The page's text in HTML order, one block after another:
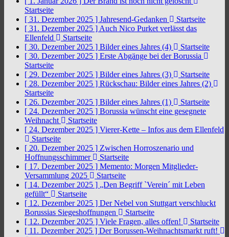
Startseite
[ 31. Dezember 2025 ] Jahresend-Gedanken
Startseite
[ 31. Dezember 2025 ] Auch Nico Purket verlässt das
Ellenfeld
Startseite
[ 30. Dezember 2025 ] Bilder eines Jahres (4)
Startseite
[ 30. Dezember 2025 ] Erste Abgänge bei der Borussia
Startseite
[ 29. Dezember 2025 ] Bilder eines Jahres (3)
Startseite
[ 28. Dezember 2025 ] Rückschau: Bilder eines Jahres (2)
Startseite
[ 26. Dezember 2025 ] Bilder eines Jahres (1)
Startseite
[ 24. Dezember 2025 ] Borussia wünscht eine gesegnete
Weihnacht
Startseite
[ 24. Dezember 2025 ] Vierer-Kette – Infos aus dem Ellenfeld
Startseite
[ 20. Dezember 2025 ] Zwischen Horroszenario und
Hoffnungsschimmer
Startseite
[ 17. Dezember 2025 ] Memento: Morgen Mitglieder-
Versammlung 2025
Startseite
[ 14. Dezember 2025 ] „Den Begriff `Verein´ mit Leben
gefüllt“
Startseite
[ 12. Dezember 2025 ] Der Nebel von Stuttgart verschluckt
Borussias Siegeshoffnungen
Startseite
[ 12. Dezember 2025 ] Viele Fragen, alles offen!
Startseite
[ 11. Dezember 2025 ] Der Borussen-Weihnachtsmarkt ruft!